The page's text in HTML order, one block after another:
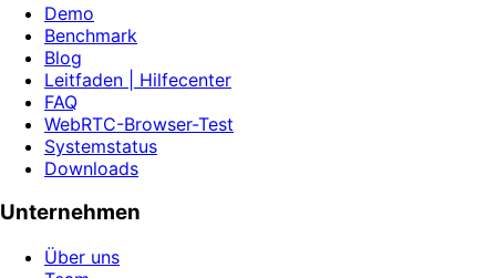
Demo
Benchmark
Blog
Leitfaden | Hilfecenter
FAQ
WebRTC-Browser-Test
Systemstatus
Downloads
Unternehmen
Über uns